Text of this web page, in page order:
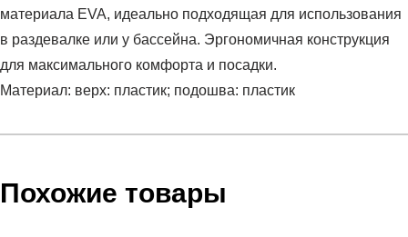
материала EVA, идеально подходящая для использования
в раздевалке или у бассейна. Эргономичная конструкция
для максимального комфорта и посадки.
Материал: верх: пластик; подошва: пластик
Артикул:3021286-001
Пол:унисекс
Условия оплаты
высылает Вам менеджер.
Похожие товары